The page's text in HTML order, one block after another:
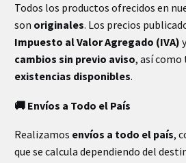
Todos los productos ofrecidos en
son originales. Los precios
Impuesto al Valor Agregado (IVA)
cambios sin previo aviso, así
existencias disponibles.
🚚 Envíos a Todo el País
Realizamos envíos a todo el país,
que se calcula dependiendo del